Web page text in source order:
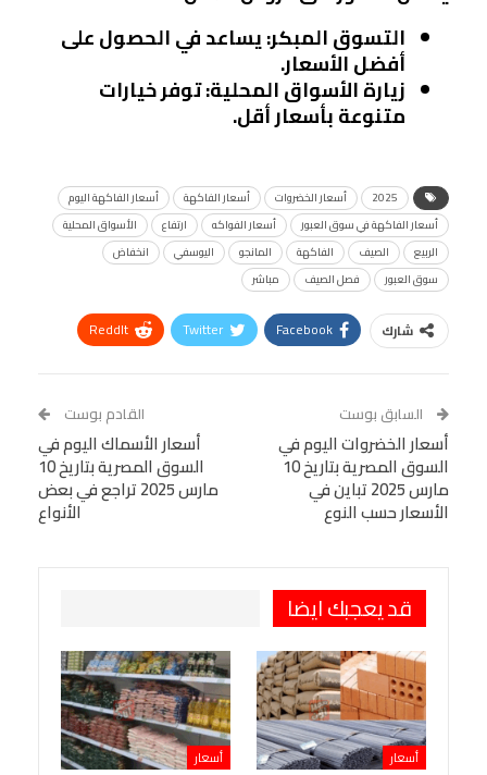
التسوق المبكر: يساعد في الحصول على
أفضل الأسعار.
زيارة الأسواق المحلية: توفر خيارات
متنوعة بأسعار أقل.
2025 أسعار الخضروات أسعار الفاكهة
أسعار الفاكهة اليوم
أسعار الفاكهة في سوق العبور
أسعار الفواكه ارتفاع
الأسواق المحلية
الربيع
الصيف الفاكهة المانجو اليوسفي
انخفاض
سوق العبور
فصل الصيف مباشر
شارك Facebook
Twitter
ReddIt
Tumblr
البريد الإلكتروني
StumbleUpon
VK
Digg
LINE
BlackBerry
Viber
طباعة
OK.ru
السابق بوست
أسعار الخضروات اليوم في
السوق المصرية بتاريخ 10
مارس 2025 تباين في
الأسعار حسب النوع
القادم بوست
أسعار الأسماك اليوم في
السوق المصرية بتاريخ 10
مارس 2025 تراجع في بعض
الأنواع
قد يعجبك ايضا
أسعار أسعار